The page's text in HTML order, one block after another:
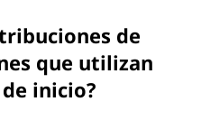
de
que utilizan
inicio?